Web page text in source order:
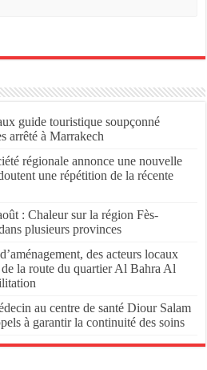
guide touristique soupçonné
arrêté à Marrakech
régionale annonce une nouvelle
une répétition de la récente
: Chaleur sur la région Fès-
plusieurs provinces
des acteurs locaux
la route du quartier Al Bahra Al
au centre de santé Diour Salam
à garantir la continuité des soins